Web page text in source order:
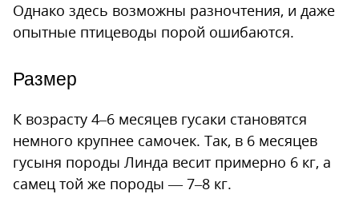
Однако здесь возможны разночтения, и даже
опытные птицеводы порой ошибаются.
Размер
К возрасту 4–6 месяцев гусаки становятся
немного крупнее самочек. Так, в 6 месяцев
гусыня породы Линда весит примерно 6 кг, а
самец той же породы — 7–8 кг.